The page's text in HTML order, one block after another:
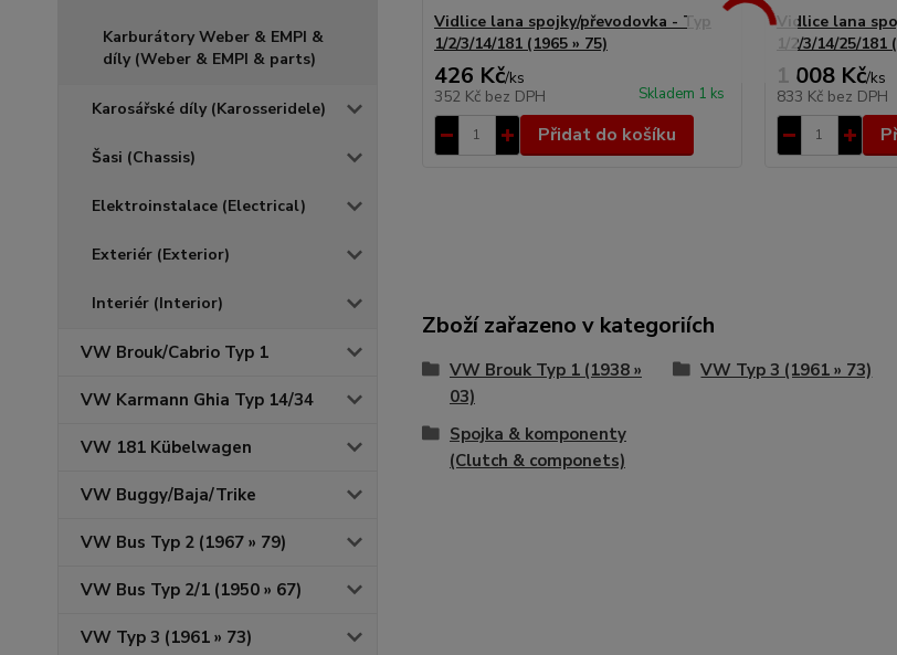
Karburátory Weber & EMPI &
díly (Weber & EMPI & parts)
Karosářské díly (Karosseridele)
Šasi (Chassis)
Elektroinstalace (Electrical)
Exteriér (Exterior)
Interiér (Interior)
VW Brouk/Cabrio Typ 1
VW Karmann Ghia Typ 14/34
VW 181 Kübelwagen
VW Buggy/Baja/Trike
VW Bus Typ 2 (1967 » 79)
VW Bus Typ 2/1 (1950 » 67)
VW Typ 3 (1961 » 73)
Vidlice lana spojky/převodovka - Typ
1/2/3/14/181 (1965 » 75)
426 Kč/ks
352 Kč bez DPH Skladem 1 ks
Přidat do košíku
Vidlice lana
1/2/3/14/25/181
1 008 Kč/ks
833 Kč bez DPH
Zboží zařazeno v kategoriích
VW Brouk Typ 1 (1938 »
03)
VW Typ 3 (1961 » 73)
Spojka & komponenty
(Clutch & componets)